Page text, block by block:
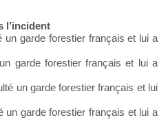
l’incident
un garde forestier français et lui a
garde forestier français et lui a
un garde forestier français et lui
un garde forestier français et lui a